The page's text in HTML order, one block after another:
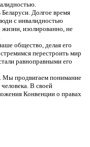
Долгое время
с инвалидностью
изолированно, не
общество, делая его
перестроить мир
равноправными его
Мы продвигаем понимание
В своей
Конвенции о правах